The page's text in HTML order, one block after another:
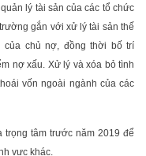
lý tài sản của các tổ chức
gắn với xử lý tài sản thế
của chủ nợ, đồng thời bố trí
nợ xấu. Xử lý và xóa bỏ tình
vốn ngoài ngành của các
tâm trước năm 2019 để
vực khác.